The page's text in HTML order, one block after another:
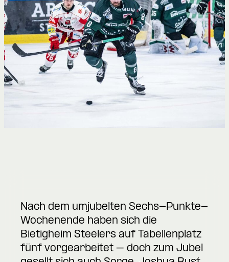
Nach dem umjubelten Sechs-Punkte-
Wochenende haben sich die
Bietigheim Steelers auf Tabellenplatz
fünf vorgearbeitet – doch zum Jubel